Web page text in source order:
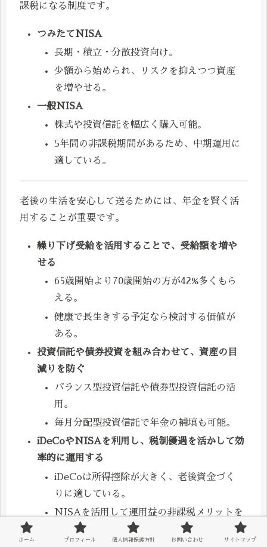
課税になる制度です。
つみたてNISA
長期・積立・分散投資向け。
少額から始められ、リスクを抑えつつ資産
を増やせる。
一般NISA
株式や投資信託を幅広く購入可能。
5年間の非課税期間があるため、中期運用に
適している。
老後の生活を安心して送るためには、年金を賢く活
用することが重要です。
繰り下げ受給を活用することで、受給額を増や
せる
65歳開始より70歳開始の方が42%多くもら
える。
健康で長生きする予定なら検討する価値が
ある。
投資信託や債券投資を組み合わせて、資産の目
減りを防ぐ
バランス型投資信託や債券型投資信託の活
用。
毎月分配型投資信託で年金の補填も可能。
iDeCoやNISAを利用し、税制優遇を活かして効
率的に運用する
iDeCoは所得控除が大きく、老後資金づく
りに適している。
NISAを活用して運用益の非課税メリットを
享受。
ホーム プロフィール 個人情報保護方針 お問い合わせ サイトマップ